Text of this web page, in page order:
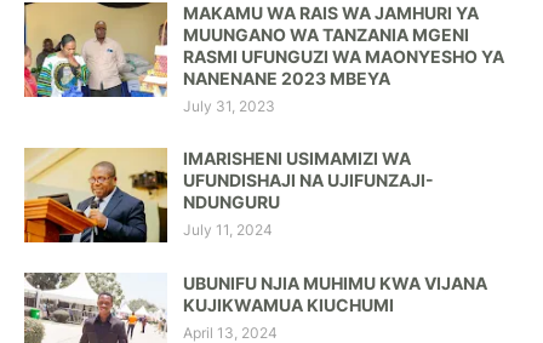
MAKAMU WA RAIS WA JAMHURI YA
MUUNGANO WA TANZANIA MGENI
RASMI UFUNGUZI WA MAONYESHO YA
NANENANE 2023 MBEYA
July 31, 2023
IMARISHENI USIMAMIZI WA
UFUNDISHAJI NA UJIFUNZAJI-
NDUNGURU
July 11, 2024
UBUNIFU NJIA MUHIMU KWA VIJANA
KUJIKWAMUA KIUCHUMI
April 13, 2024